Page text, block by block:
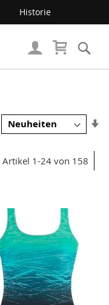
Historie
Mein
Artikel 1-24 von 158